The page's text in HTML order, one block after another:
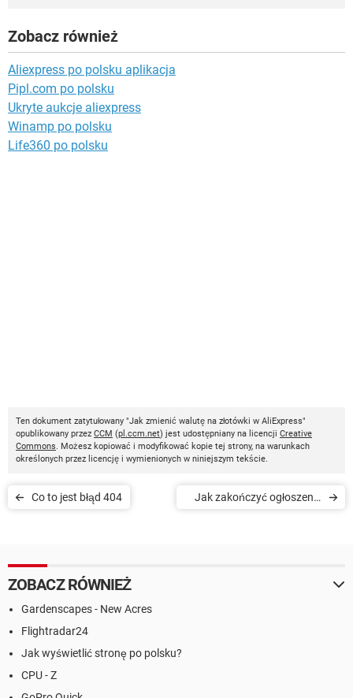
Zobacz również
Aliexpress po polsku aplikacja
Pipl.com po polsku
Ukryte aukcje aliexpress
Winamp po polsku
Life360 po polsku
Ten dokument zatytułowany "Jak zmienić walutę na złotówki w AliExpress"
opublikowany przez CCM (pl.ccm.net) jest udostępniany na licencji Creative
Commons. Możesz kopiować i modyfikować kopie tej strony, na warunkach
określonych przez licencję i wymienionych w niniejszym tekście.
Co to jest błąd 404
Jak zakończyć ogłoszenie
ZOBACZ RÓWNIEŻ
Gardenscapes - New Acres
Flightradar24
Jak wyświetlić stronę po polsku?
CPU - Z